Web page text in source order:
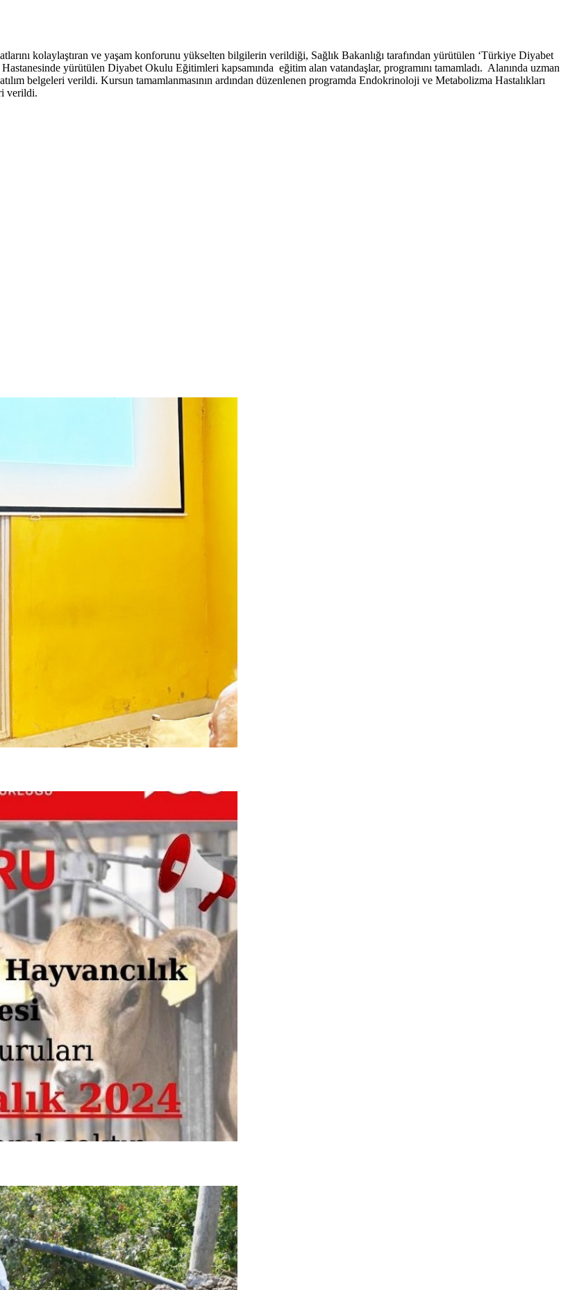
kolaylaştıran ve yaşam konforunu yükselten bilgilerin verildiği, Sağlık Bakanlığı tarafından yürütülen ‘Türkiye Diyabet
yürütülen Diyabet Okulu Eğitimleri kapsamında eğitim alan vatandaşlar, programını tamamladı. Alanında uzman
belgeleri verildi. Kursun tamamlanmasının ardından düzenlenen programda Endokrinoloji ve Metabolizma Hastalıkları
verildi.